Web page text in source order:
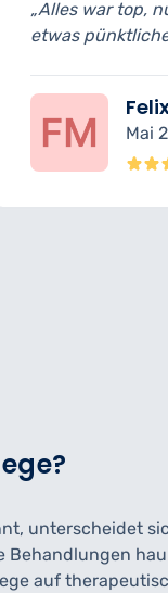
hätte
unterscheidet
Behandlungen
auf